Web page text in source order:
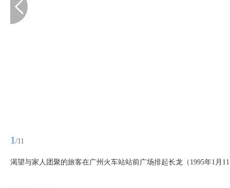
1 /11
渴望与家人团聚的旅客在广州火车站站前广场排起长龙（1995年1月